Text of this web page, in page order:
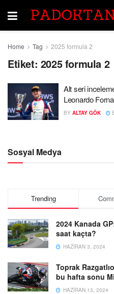
Home Tag 2025 formula 2
Etiket: 2025 formula 2
Alt seri
Leonardo
BY ALTAY GÖK
Sosyal Medya
Trending
2024 Kanada
saat kaçta?
HAZIRAN 3, 2024
Toprak
bu hafta sonu
HAZIRAN 13, 2024